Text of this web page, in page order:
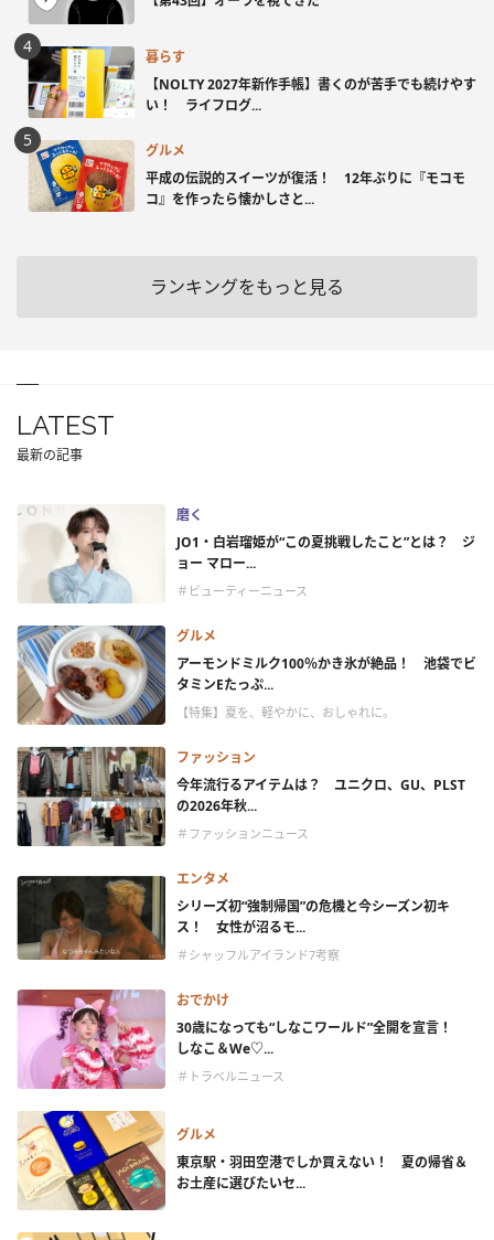
暮らす
【NOLTY 2027年新作手帳】書くのが苦手でも続けやす
い！ ライフログ...
グルメ
平成の伝説的スイーツが復活！ 12年ぶりに『モコモ
コ』を作ったら懐かしさと...
ランキングをもっと見る
LATEST
最新の記事
磨く
JO1・白岩瑠姫が“この夏挑戦したこと”とは？ ジ
ョー マロー...
＃ビューティーニュース
グルメ
アーモンドミルク100％かき氷が絶品！ 池袋でビ
タミンEたっぷ...
【特集】夏を、軽やかに、おしゃれに。
ファッション
今年流行るアイテムは？ ユニクロ、GU、PLST
の2026年秋...
＃ファッションニュース
エンタメ
シリーズ初“強制帰国”の危機と今シーズン初キ
ス！ 女性が沼るモ...
＃シャッフルアイランド7考察
おでかけ
30歳になっても“しなこワールド”全開を宣言！
しなこ＆We♡...
＃トラベルニュース
グルメ
東京駅・羽田空港でしか買えない！ 夏の帰省＆
お土産に選びたいセ...